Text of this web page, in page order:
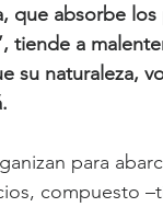
que absorbe
tiende a
su naturaleza,
para
compuesto